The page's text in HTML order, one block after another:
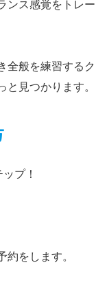
ンス感覚をトレー
全般を練習するク
見つかります。
プ！
をします。